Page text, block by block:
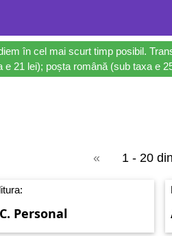
în cel mai scurt timp posibil.
21 lei); poșta română (sub taxa e
« 1 - 20
Personal